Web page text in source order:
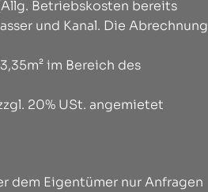
Betriebskosten bereits
und Kanal. Die Abrechnung
im Bereich des
20% USt. angemietet
dem Eigentümer nur Anfragen